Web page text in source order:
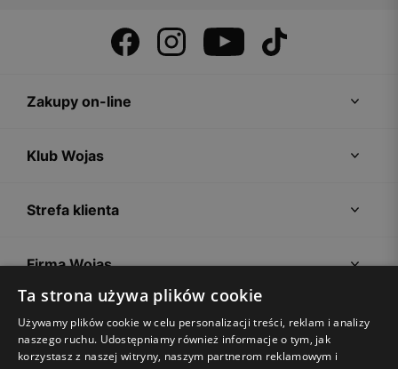
Zakupy on-line
Klub Wojas
Strefa klienta
Firma Wojas
Porady
Ta strona używa plików cookie
Używamy plików cookie w celu personalizacji treści, reklam i analizy
naszego ruchu. Udostępniamy również informacje o tym, jak
korzystasz z naszej witryny, naszym partnerom reklamowym i